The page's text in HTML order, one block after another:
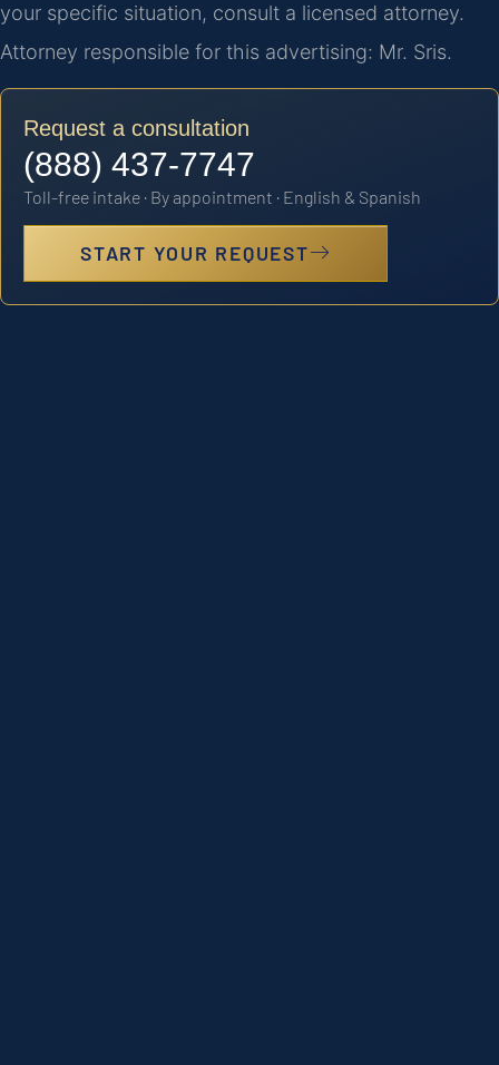
your specific situation, consult a licensed attorney.
Attorney responsible for this advertising: Mr. Sris.
Request a consultation
(888) 437-7747
Toll-free intake · By appointment · English & Spanish
START YOUR REQUEST